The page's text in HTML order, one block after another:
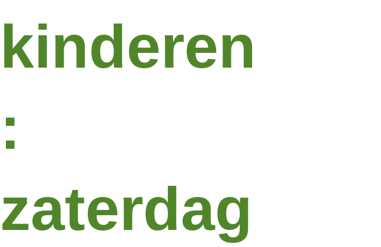
kinderen
:
zaterdag